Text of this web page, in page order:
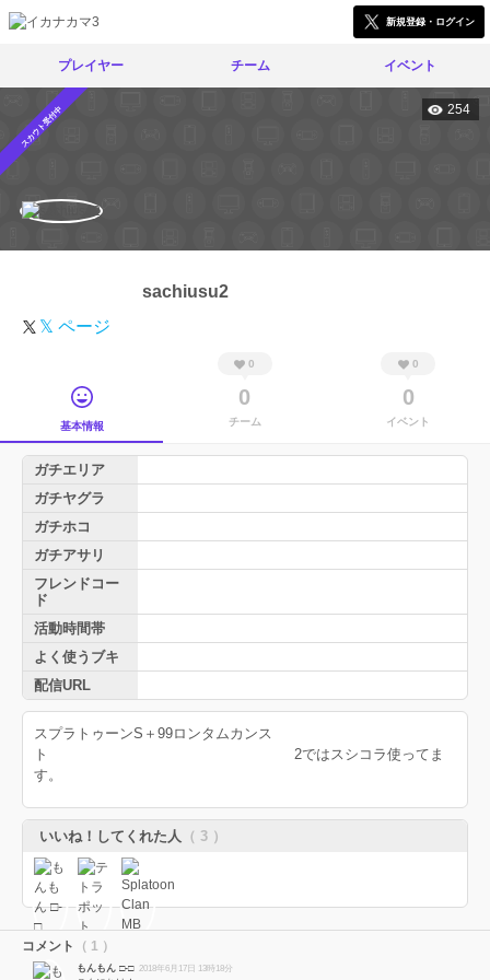
新規登録・ログイン
プレイヤー チーム イベント
スカウト受付中 254
sachiusu2
𝕏 ページ
基本情報
0
0
チーム
0
0
イベント
ガチエリア
ガチヤグラ
ガチホコ
ガチアサリ
フレンドコー
ド
活動時間帯
よく使うブキ
配信URL
スプラトゥーンS＋99ロンタムカンス
ト 2ではスシコラ使ってま
す。
いいね！してくれた人 （ 3 ）
コメント （ 1 ）
もんもん □-□ 2018年6月17日 13時18分